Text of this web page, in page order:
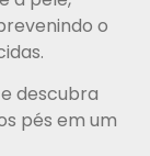
o
descubra
pés em um